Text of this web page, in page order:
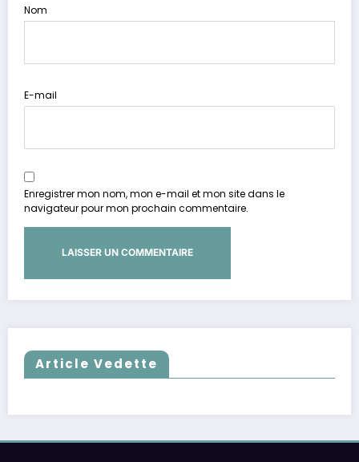
Nom
E-mail
Enregistrer mon nom, mon e-mail et mon site dans le
navigateur pour mon prochain commentaire.
Article Vedette